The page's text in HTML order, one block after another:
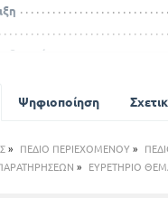
και σχημάτων
Ψηφιοποίηση
» ΠΕΔΙΟ ΠΕΡΙΕΧΟΜΕΝΟΥ »
» ΕΥΡΕΤΗΡΙΟ